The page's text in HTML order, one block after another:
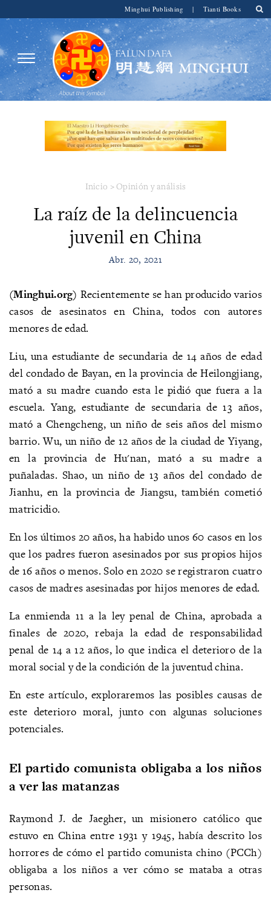
Minghui Publishing | Tianti Books
Inicio >Opinión y análisis
La raíz de la delincuencia
juvenil en China
Abr. 20, 2021
(Minghui.org) Recientemente se han producido varios
casos de asesinatos en China, todos con autores
menores de edad.
Liu, una estudiante de secundaria de 14 años de edad
del condado de Bayan, en la provincia de Heilongjiang,
mató a su madre cuando esta le pidió que fuera a la
escuela. Yang, estudiante de secundaria de 13 años,
mató a Chengcheng, un niño de seis años del mismo
barrio. Wu, un niño de 12 años de la ciudad de Yiyang,
en la provincia de Hu'nan, mató a su madre a
puñaladas. Shao, un niño de 13 años del condado de
Jianhu, en la provincia de Jiangsu, también cometió
matricidio.
En los últimos 20 años, ha habido unos 60 casos en los
que los padres fueron asesinados por sus propios hijos
de 16 años o menos. Solo en 2020 se registraron cuatro
casos de madres asesinadas por hijos menores de edad.
La enmienda 11 a la ley penal de China, aprobada a
finales de 2020, rebaja la edad de responsabilidad
penal de 14 a 12 años, lo que indica el deterioro de la
moral social y de la condición de la juventud china.
En este artículo, exploraremos las posibles causas de
este deterioro moral, junto con algunas soluciones
potenciales.
El partido comunista obligaba a los niños
a ver las matanzas
Raymond J. de Jaegher, un misionero católico que
estuvo en China entre 1931 y 1945, había descrito los
horrores de cómo el partido comunista chino (PCCh)
obligaba a los niños a ver cómo se mataba a otras
personas.